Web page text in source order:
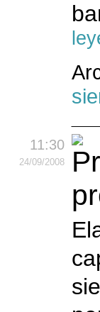
11:30
24/09/2008